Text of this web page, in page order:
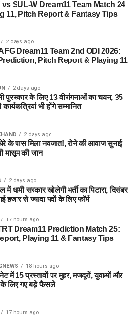
vs SUL-W Dream11 Team Match 24
11, Pitch Report & Fantasy Tips
2 days ago
Dream11 Team 2nd ODI 2026:
Pitch Report & Playing 11
2 days ago
पुरस्कार के लिए 13 वीरांगनाओं का चयन, 35
भी होंगे सम्मानित
2 days ago
के पास मिला नवजात!, रोने की आवाज सुनाई
मासूम की जान
2 days ago
में धामी सरकार खोलेगी भर्ती का पिटारा, दिसंबर
हजार से ज्यादा पदों के लिए फॉर्म
17 hours ago
Dream11 Prediction Match 25:
Playing 11 & Fantasy Tips
18 hours ago
में 15 प्रस्तावों पर मुहर, मजदूरों, युवाओं और
के लिए गए बड़े फैसले
17 hours ago